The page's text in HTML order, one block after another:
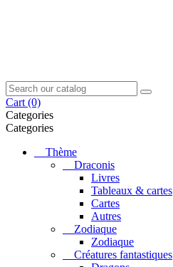
Cart (0)
Categories
Categories
Thème
Draconis
Livres
Tableaux & cartes
Cartes
Autres
Zodiaque
Zodiaque
Créatures fantastiques